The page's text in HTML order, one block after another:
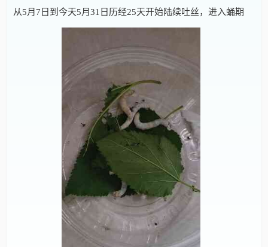
从5月7日到今天5月31日历经25天开始陆续吐丝，进入蛹期